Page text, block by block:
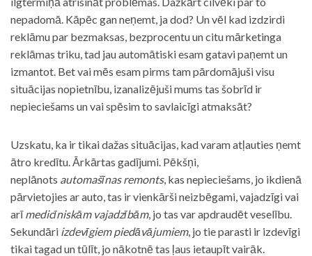
nepadomā. Kāpēc gan neņemt, ja dod? Un vēl kad izdzirdi
reklāmu par bezmaksas, bezprocentu un citu mārketinga
reklāmas triku, tad jau automātiski esam gatavi paņemt un
izmantot. Bet vai mēs esam pirms tam pārdomājuši visu
situācijas nopietnību, izanalizējuši mums tas šobrīd ir
nepieciešams un vai spēsim to savlaicīgi atmaksāt?
Uzskatu, ka ir tikai dažas situācijas, kad varam atļauties ņemt
ātro kredītu. Ārkārtas gadījumi. Pēkšņi,
neplānots automašīnas remonts, kas nepieciešams, jo ikdienā
pārvietojies ar auto, tas ir vienkārši neizbēgami, vajadzīgi vai
arīmedicīniskām vajadzībām, jo tas var apdraudēt veselību.
Sekundāri izdevīgiem piedāvājumiem, jo tie parasti ir izdevīgi
tikai tagad un tūlīt, jo nākotnē tas ļaus ietaupīt vairāk.